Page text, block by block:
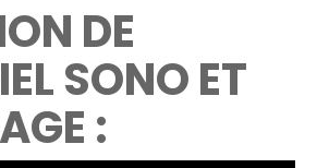
DE
SONO ET
: